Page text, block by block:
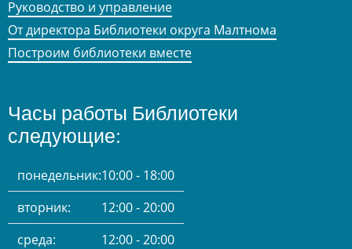
Руководство и управление
От директора Библиотеки округа Малтнома
Построим библиотеки вместе
Часы работы Библиотеки
следующие:
понедельник:10:00 - 18:00
вторник:
12:00 - 20:00
среда:
12:00 - 20:00